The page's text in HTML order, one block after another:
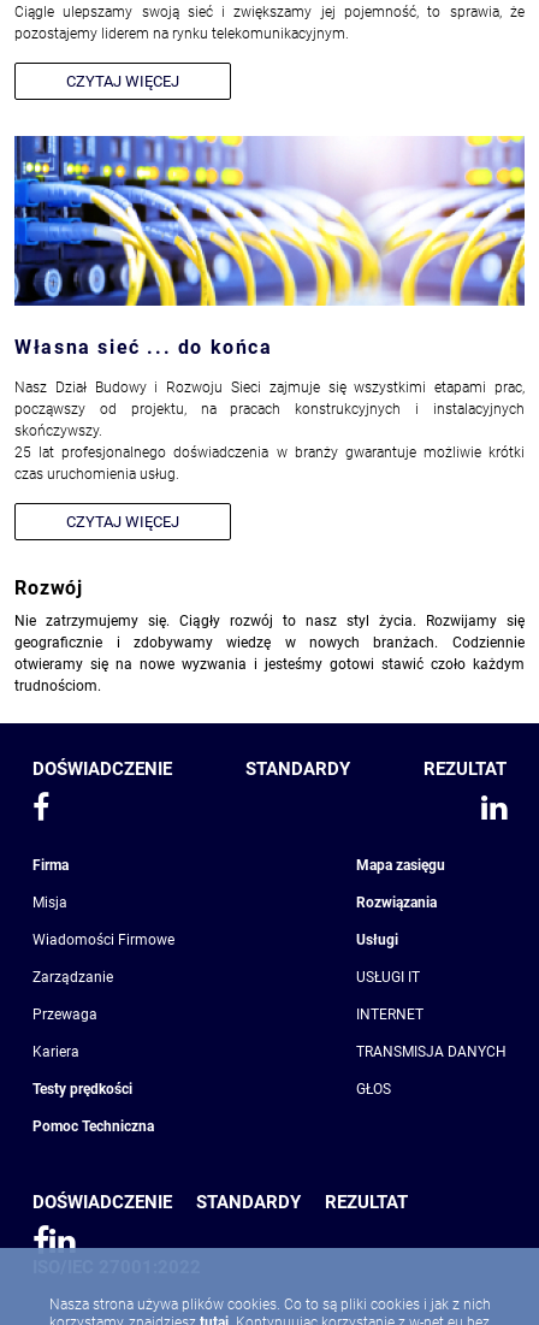
Nasza strona używa plików cookies. Co to są pliki cookies i jak z nich
Ciągle ulepszamy swoją sieć i zwiększamy jej pojemność, to sprawia, że
pozostajemy liderem na rynku telekomunikacyjnym.
CZYTAJ WIĘCEJ
Własna sieć ... do końca
Nasz Dział Budowy i Rozwoju Sieci zajmuje się wszystkimi etapami prac,
począwszy od projektu, na pracach konstrukcyjnych i instalacyjnych
skończywszy.
25 lat profesjonalnego doświadczenia w branży gwarantuje możliwie krótki
czas uruchomienia usług.
CZYTAJ WIĘCEJ
Rozwój
Nie zatrzymujemy się. Ciągły rozwój to nasz styl życia. Rozwijamy się
geograficznie i zdobywamy wiedzę w nowych branżach. Codziennie
otwieramy się na nowe wyzwania i jesteśmy gotowi stawić czoło każdym
trudnościom.
DOŚWIADCZENIE STANDARDY REZULTAT
Firma
Misja
Wiadomości Firmowe
Zarządzanie
Przewaga
Kariera
Testy prędkości
Pomoc Techniczna
Mapa zasięgu
Rozwiązania
Usługi
USŁUGI IT
INTERNET
TRANSMISJA DANYCH
GŁOS
DOŚWIADCZENIE STANDARDY REZULTAT